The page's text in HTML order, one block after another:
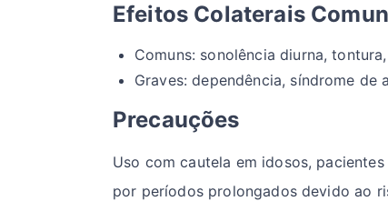
Efeitos Colaterais
Comuns: sonolência diurna,
Graves: dependência, síndrome
Precauções
Uso com cautela em idosos,
por períodos prolongados devido ao